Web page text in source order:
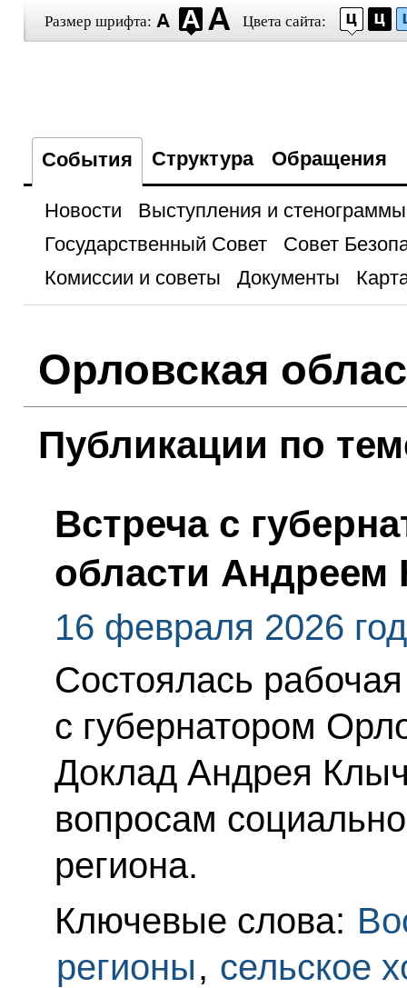
Размер шрифта: Цвета сайта:
События Структура Обращения
Новости
Выступления и стенограммы
Государственный Совет
Совет
Комиссии и советы
Документы
Орловская
Публикации по
Встреча с
области
16 февраля 2026
Состоялась
с губернатором
Доклад Андрея
вопросам
региона.
Ключевые слова:
регионы, сельское